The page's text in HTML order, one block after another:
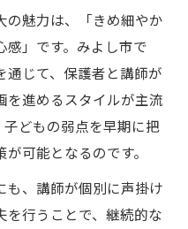
別指導の選び方
個別指導の特徴
の魅力は、「きめ細やか
感」です。みよし市で
通じて、保護者と講師が
を進めるスタイルが主流
子どもの弱点を早期に把
可能となるのです。
も、講師が個別に声掛け
を行うことで、継続的な